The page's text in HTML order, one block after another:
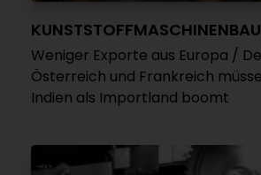
KUNSTSTOFFMASCHINENBAU
Weniger Exporte aus Europa /
Österreich und Frankreich
Indien als Importland boomt